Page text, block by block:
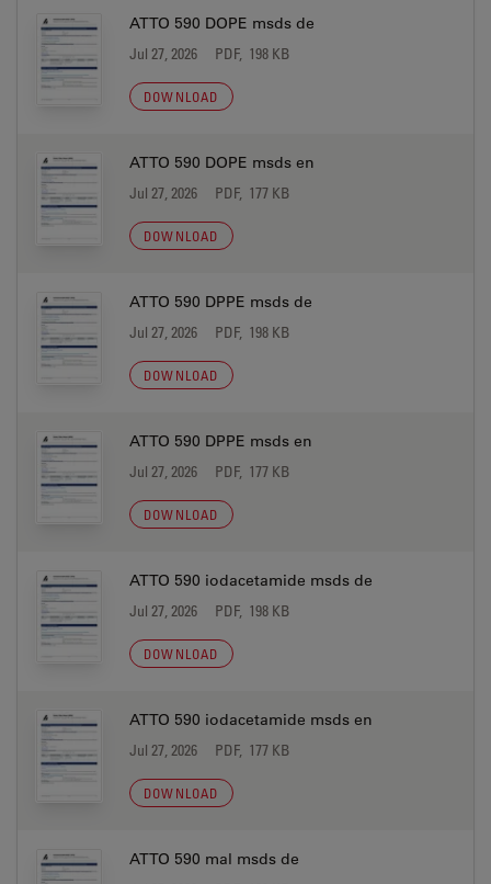
ATTO 590 DOPE msds de
Jul 27, 2026 PDF, 198 KB
DOWNLOAD
ATTO 590 DOPE msds en
Jul 27, 2026 PDF, 177 KB
DOWNLOAD
ATTO 590 DPPE msds de
Jul 27, 2026 PDF, 198 KB
DOWNLOAD
ATTO 590 DPPE msds en
Jul 27, 2026 PDF, 177 KB
DOWNLOAD
ATTO 590 iodacetamide msds de
Jul 27, 2026 PDF, 198 KB
DOWNLOAD
ATTO 590 iodacetamide msds en
Jul 27, 2026 PDF, 177 KB
DOWNLOAD
ATTO 590 mal msds de